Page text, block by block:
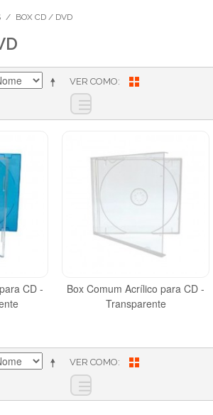
/ BOX CD / DVD
VER COMO
CD -
Box Comum Acrílico para CD -
Transparente
VER COMO